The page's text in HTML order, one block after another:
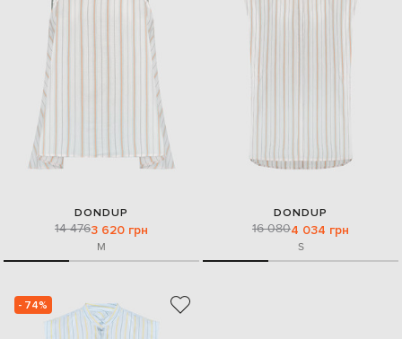
DONDUP
14 4763 620 грн
M
DONDUP
16 0804 034 грн
S
- 74%